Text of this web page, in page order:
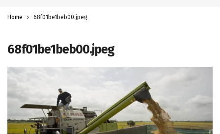
Home 68f01be1beb00.jpeg
68f01be1beb00.jpeg